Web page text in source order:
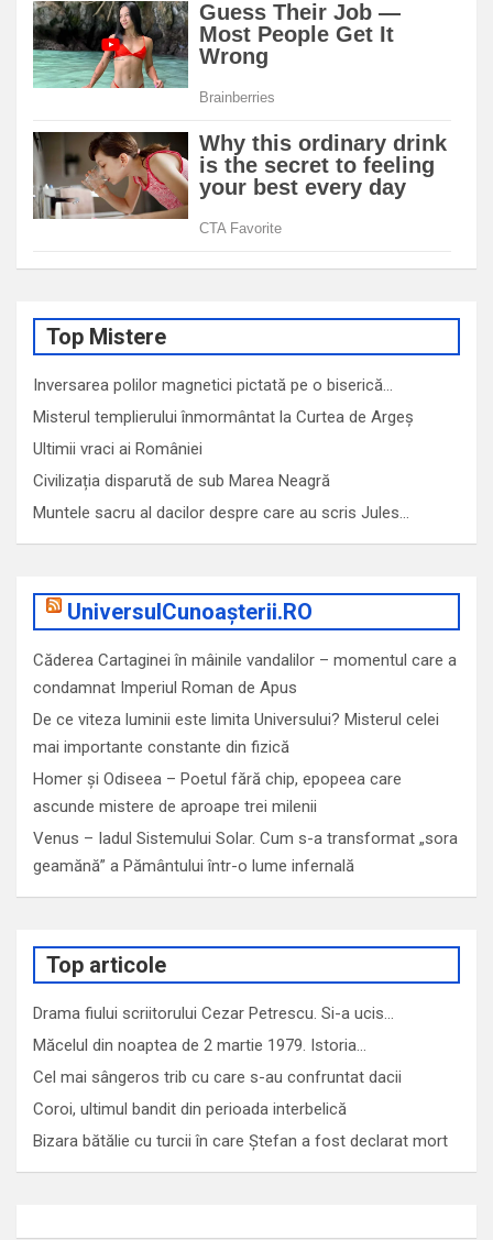
Top Mistere
Inversarea polilor magnetici pictată pe o biserică…
Misterul templierului înmormântat la Curtea de Argeș
Ultimii vraci ai României
Civilizația disparută de sub Marea Neagră
Muntele sacru al dacilor despre care au scris Jules…
UniversulCunoașterii.RO
Căderea Cartaginei în mâinile vandalilor – momentul care a
condamnat Imperiul Roman de Apus
De ce viteza luminii este limita Universului? Misterul celei
mai importante constante din fizică
Homer și Odiseea – Poetul fără chip, epopeea care
ascunde mistere de aproape trei milenii
Venus – Iadul Sistemului Solar. Cum s-a transformat „sora
geamănă” a Pământului într-o lume infernală
Top articole
Drama fiului scriitorului Cezar Petrescu. Si-a ucis…
Măcelul din noaptea de 2 martie 1979. Istoria…
Cel mai sângeros trib cu care s-au confruntat dacii
Coroi, ultimul bandit din perioada interbelică
Bizara bătălie cu turcii în care Ștefan a fost declarat mort